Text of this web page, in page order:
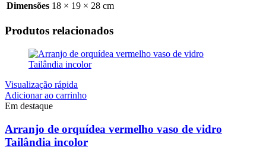
Dimensões 18 × 19 × 28 cm
Produtos relacionados
Visualização rápida
Adicionar ao carrinho
Em destaque
Arranjo de orquídea vermelho vaso de vidro
Tailândia incolor